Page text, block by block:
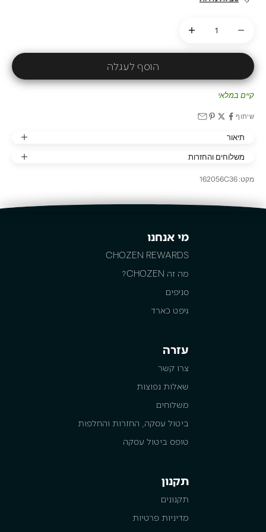
הוסף לעגלה
קיים במלאי
שיתוף
תיאור
משלוחים והחזרות
מקט: 162056C36
מי אנחנו
CHOZEN REWARDS
מה זה CHOZEN?
סניפים
גיפט כארד
עזרה
צרו קשר
שאלות נפוצות
משלוחים
ביטול עסקה, החזרות והחלפות
טופס ביטול עסקה
תקנון
תקנונים
מדיניות פרטיות